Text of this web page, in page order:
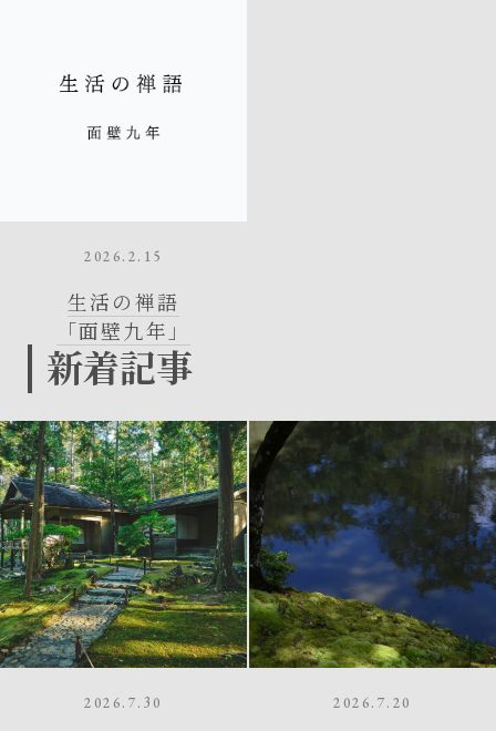
2026.2.15
生活の禅語
「面壁九年」
新着記事
2026.7.30 2026.7.20